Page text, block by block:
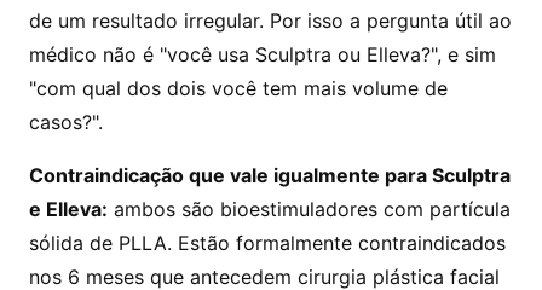
de um resultado irregular. Por isso a pergunta útil ao
médico não é "você usa Sculptra ou Elleva?", e sim
"com qual dos dois você tem mais volume de
casos?".
Contraindicação que vale igualmente para Sculptra
e Elleva: ambos são bioestimuladores com partícula
sólida de PLLA. Estão formalmente contraindicados
nos 6 meses que antecedem cirurgia plástica facial